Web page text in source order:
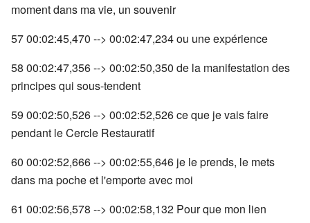
moment dans ma vie, un souvenir
57 00:02:45,470 --> 00:02:47,234 ou une expérience
58 00:02:47,356 --> 00:02:50,350 de la manifestation des
principes qui sous-tendent
59 00:02:50,526 --> 00:02:52,526 ce que je vais faire
pendant le Cercle Restauratif
60 00:02:52,666 --> 00:02:55,646 je le prends, le mets
dans ma poche et l'emporte avec moi
61 00:02:56,578 --> 00:02:58,132 Pour que mon lien